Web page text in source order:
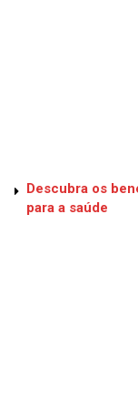
Descubra os
para a saúde